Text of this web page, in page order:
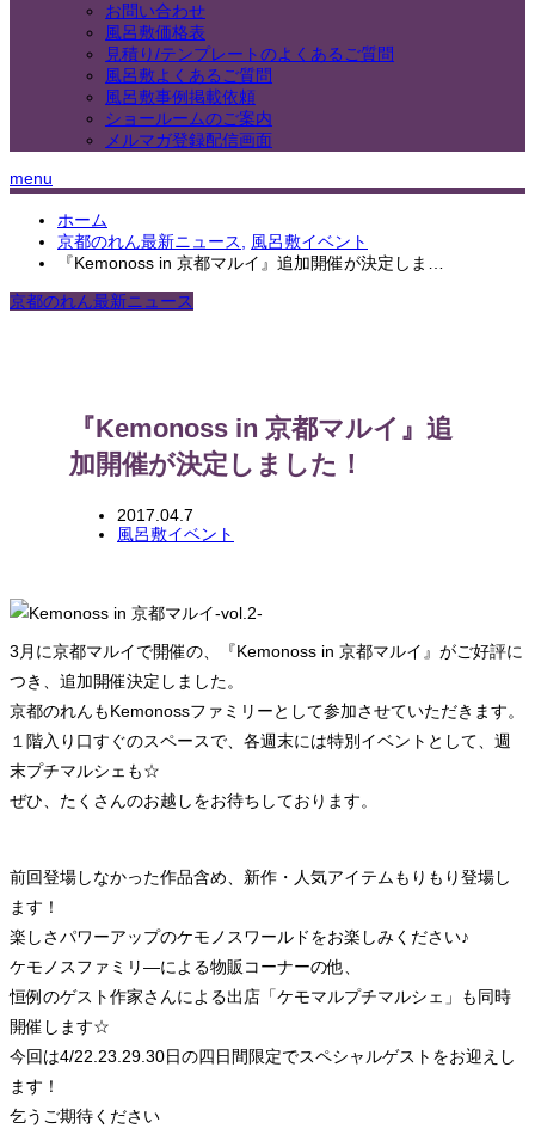
お問い合わせ
風呂敷価格表
見積り/テンプレートのよくあるご質問
風呂敷よくあるご質問
風呂敷事例掲載依頼
ショールームのご案内
メルマガ登録配信画面
menu
ホーム
京都のれん最新ニュース
風呂敷イベント
『Kemonoss in 京都マルイ』追加開催が決定しま…
京都のれん最新ニュース
『Kemonoss in 京都マルイ』追
加開催が決定しました！
2017.04.7
風呂敷イベント
3月に京都マルイで開催の、『Kemonoss in 京都マルイ』がご好評に
つき、追加開催決定しました。
京都のれんもKemonossファミリーとして参加させていただきます。
１階入り口すぐのスペースで、各週末には特別イベントとして、週
末プチマルシェも☆
ぜひ、たくさんのお越しをお待ちしております。
前回登場しなかった作品含め、新作・人気アイテムもりもり登場し
ます！
楽しさパワーアップのケモノスワールドをお楽しみください♪
ケモノスファミリ—による物販コーナーの他、
恒例のゲスト作家さんによる出店「ケモマルプチマルシェ」も同時
開催します☆
今回は4/22.23.29.30日の四日間限定でスペシャルゲストをお迎えし
ます！
乞うご期待ください